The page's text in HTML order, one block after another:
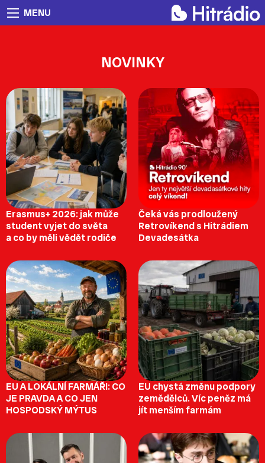
MENU
NOVINKY
Erasmus+ 2026: jak může
student vyjet do světa
a co by měli vědět rodiče
Čeká vás prodloužený
Retrovíkend s Hitrádiem
Devadesátka
EU A LOKÁLNÍ FARMÁŘI: CO
JE PRAVDA A CO JEN
HOSPODSKÝ MÝTUS
EU chystá změnu podpory
zemědělců. Víc peněz má
jít menším farmám